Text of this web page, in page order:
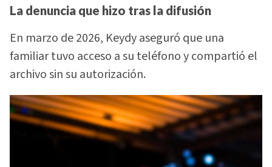
La denuncia que hizo tras la difusión
En marzo de 2026, Keydy aseguró que una
familiar tuvo acceso a su teléfono y compartió el
archivo sin su autorización.